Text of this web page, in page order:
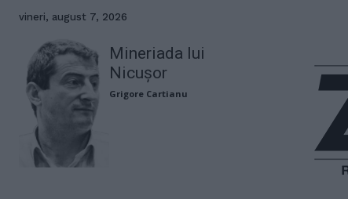
vineri, august 7, 2026
Mineriada lui
Nicușor
Grigore Cartianu